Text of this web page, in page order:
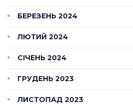
БЕРЕЗЕНЬ 2024
ЛЮТИЙ 2024
СІЧЕНЬ 2024
ГРУДЕНЬ 2023
ЛИСТОПАД 2023